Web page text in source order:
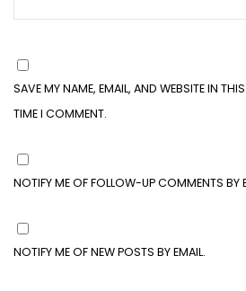
SAVE MY NAME, EMAIL, AND WEBSITE IN
TIME I COMMENT.
NOTIFY ME OF FOLLOW-UP COMMENTS BY
NOTIFY ME OF NEW POSTS BY EMAIL.